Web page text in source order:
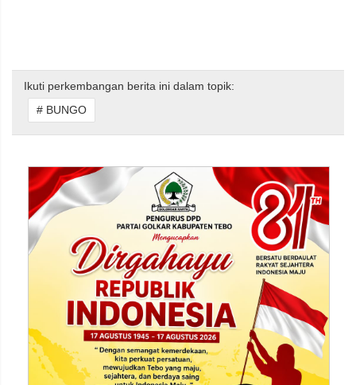
Ikuti perkembangan berita ini dalam topik:
# BUNGO